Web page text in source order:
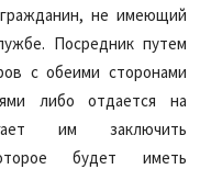
не имеющий
Посредник путем
с обеими сторонами
либо отдается на
им заключить
будет иметь